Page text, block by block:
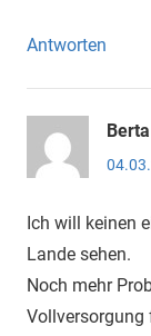
Antworten
Ich will keinen
Lande sehen.
Noch mehr